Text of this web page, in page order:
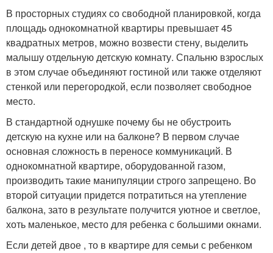
В просторных студиях со свободной планировкой, когда
площадь однокомнатной квартиры превышает 45
квадратных метров, можно возвести стену, выделить
малышу отдельную детскую комнату. Спальню взрослых
в этом случае объединяют гостиной или также отделяют
стенкой или перегородкой, если позволяет свободное
место.
В стандартной однушке почему бы не обустроить
детскую на кухне или на балконе? В первом случае
основная сложность в переносе коммуникаций. В
однокомнатной квартире, оборудованной газом,
производить такие манипуляции строго запрещено. Во
второй ситуации придется потратиться на утепление
балкона, зато в результате получится уютное и светлое,
хоть маленькое, место для ребенка с большими окнами.
Если детей двое , то в квартире для семьи с ребенком